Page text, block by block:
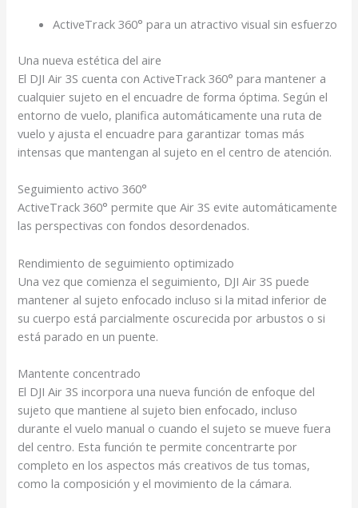
ActiveTrack 360° para un atractivo visual sin esfuerzo
Una nueva estética del aire
El DJI Air 3S cuenta con ActiveTrack 360° para mantener a
cualquier sujeto en el encuadre de forma óptima. Según el
entorno de vuelo, planifica automáticamente una ruta de
vuelo y ajusta el encuadre para garantizar tomas más
intensas que mantengan al sujeto en el centro de atención.
Seguimiento activo 360°
ActiveTrack 360° permite que Air 3S evite automáticamente
las perspectivas con fondos desordenados.
Rendimiento de seguimiento optimizado
Una vez que comienza el seguimiento, DJI Air 3S puede
mantener al sujeto enfocado incluso si la mitad inferior de
su cuerpo está parcialmente oscurecida por arbustos o si
está parado en un puente.
Mantente concentrado
El DJI Air 3S incorpora una nueva función de enfoque del
sujeto que mantiene al sujeto bien enfocado, incluso
durante el vuelo manual o cuando el sujeto se mueve fuera
del centro. Esta función te permite concentrarte por
completo en los aspectos más creativos de tus tomas,
como la composición y el movimiento de la cámara.